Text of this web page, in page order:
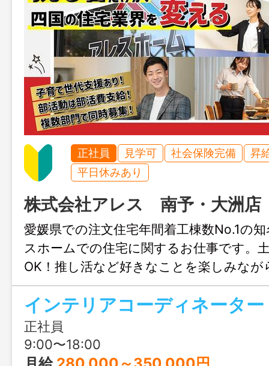
正社員 見学可 社会保険完備
昇
平日休みあり
株式会社アレス 南予・大洲店
愛媛県での注文住宅年間着工棟数No.1の
スホームでの住宅に関するお仕事です。
OK！推し活など好きなことを楽しみな
きます♪結婚や出産のタイミングでも安心
も充実！人生設計が変わっても安定して
リアチェンジしてみませんか？職場見学
ます！
インテリアコーディネーター
正社員
9:00〜18:00